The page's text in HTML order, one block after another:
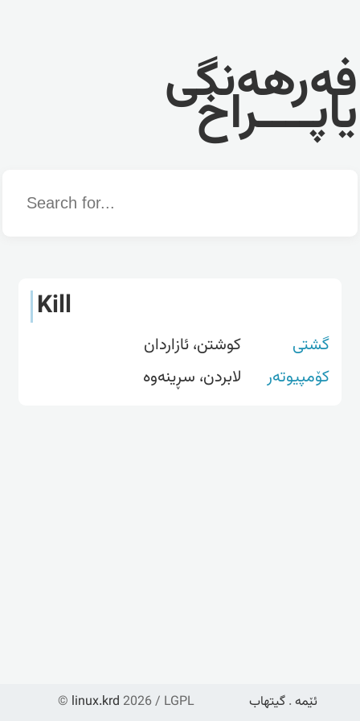
فەرهەنگی
یاپــــراخ
Word
Kill
گشتی
کوشتن، ئازاردان
کۆمپیوتەر
لابردن، سڕینه‌وه‌
© linux.krd 2026 / LGPL ئێمە . گیتهاب